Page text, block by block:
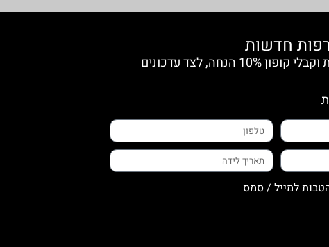
הצטרפי למועדון החברות וקבלי קופון 10% הנחה, לצד עדכונים
למייל / סמס